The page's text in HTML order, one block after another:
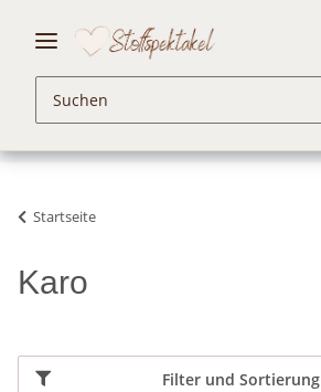
Startseite
Karo
Filter und Sortierung